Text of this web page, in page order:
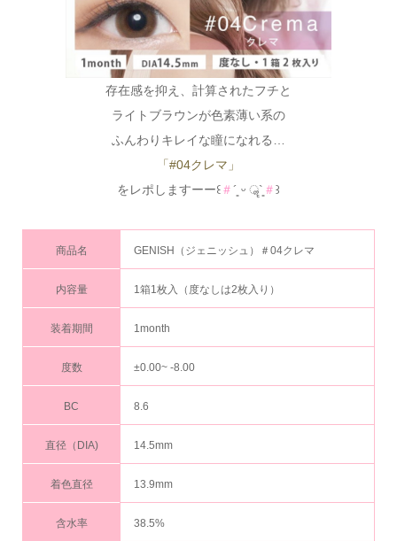
存在感を抑え、計算されたフチと
ライトブラウンが色素薄い系の
ふんわりキレイな瞳になれる…
「#04クレマ」
をレポしますーー꒰＃´͈ ᵕ ॣ`͈ ＃꒱
商品名 GENISH（ジェニッシュ）＃04クレマ
内容量 1箱1枚入（度なしは2枚入り）
装着期間 1month
度数 ±0.00~ -8.00
BC 8.6
直径（DIA) 14.5mm
着色直径 13.9mm
含水率 38.5%